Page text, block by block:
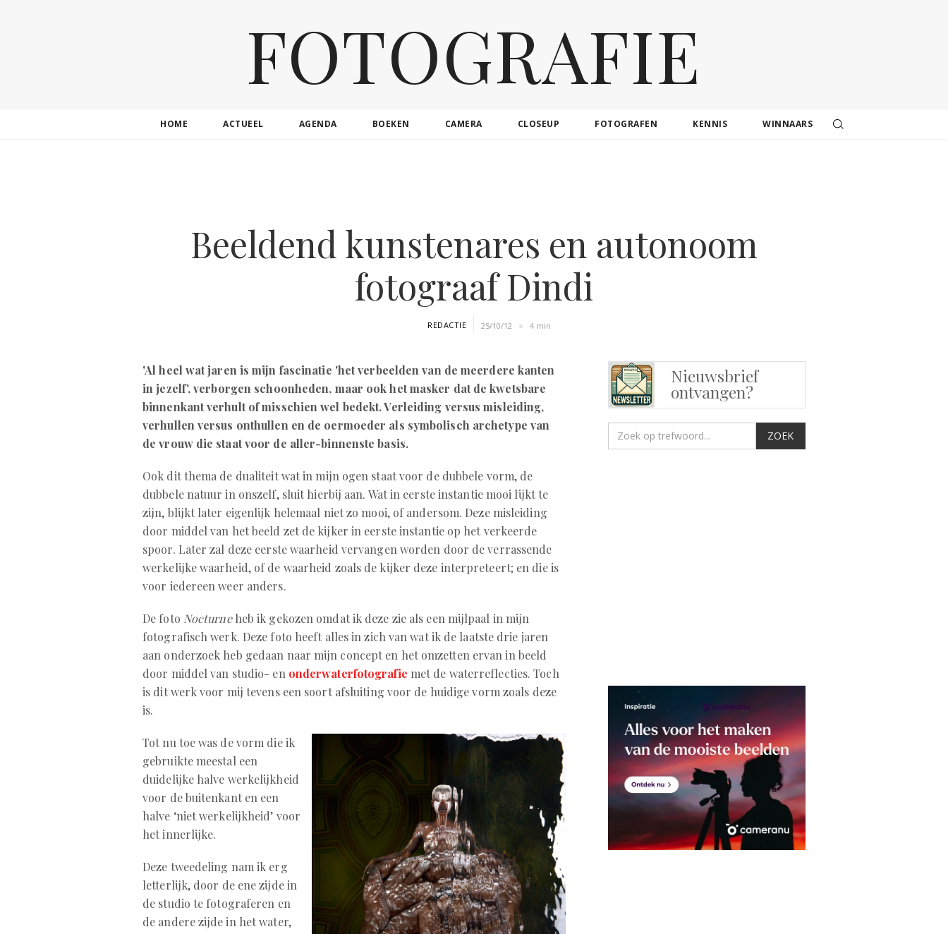
FOTOGRAFIE
HOME ACTUEEL AGENDA BOEKEN CAMERA CLOSEUP FOTOGRAFEN KENNIS WINNAARS
Beeldend kunstenares en autonoom
fotograaf Dindi
REDACTIE 25/10/12 4 min
'Al heel wat jaren is mijn fascinatie 'het verbeelden van de meerdere kanten
in jezelf', verborgen schoonheden, maar ook het masker dat de kwetsbare
binnenkant verhult of misschien wel bedekt. Verleiding versus misleiding,
verhullen versus onthullen en de oermoeder als symbolisch archetype van
de vrouw die staat voor de aller-binnenste basis.
Ook dit thema de dualiteit wat in mijn ogen staat voor de dubbele vorm, de
dubbele natuur in onszelf, sluit hierbij aan. Wat in eerste instantie mooi lijkt te
zijn, blijkt later eigenlijk helemaal niet zo mooi, of andersom. Deze misleiding
door middel van het beeld zet de kijker in eerste instantie op het verkeerde
spoor. Later zal deze eerste waarheid vervangen worden door de verrassende
werkelijke waarheid, of de waarheid zoals de kijker deze interpreteert; en die is
voor iedereen weer anders.
De foto Nocturneheb ik gekozen omdat ik deze zie als een mijlpaal in mijn
fotografisch werk. Deze foto heeft alles in zich van wat ik de laatste drie jaren
aan onderzoek heb gedaan naar mijn concept en het omzetten ervan in beeld
door middel van studio- en onderwaterfotografie met de waterreflecties. Toch
is dit werk voor mij tevens een soort afsluiting voor de huidige vorm zoals deze
is.
Tot nu toe was de vorm die ik
gebruikte meestal een
duidelijke halve werkelijkheid
voor de buitenkant en een
halve ‘niet werkelijkheid’ voor
het innerlijke.
Deze tweedeling nam ik erg
letterlijk, door de ene zijde in
de studio te fotograferen en
de andere zijde in het water,
Nieuwsbrief
ontvangen?